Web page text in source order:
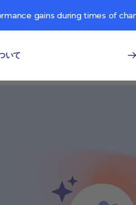
gains during times of
いて